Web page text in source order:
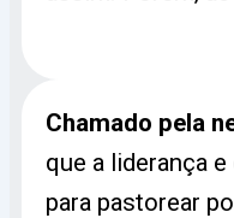
Chamado pela
que a liderança
para pastorear